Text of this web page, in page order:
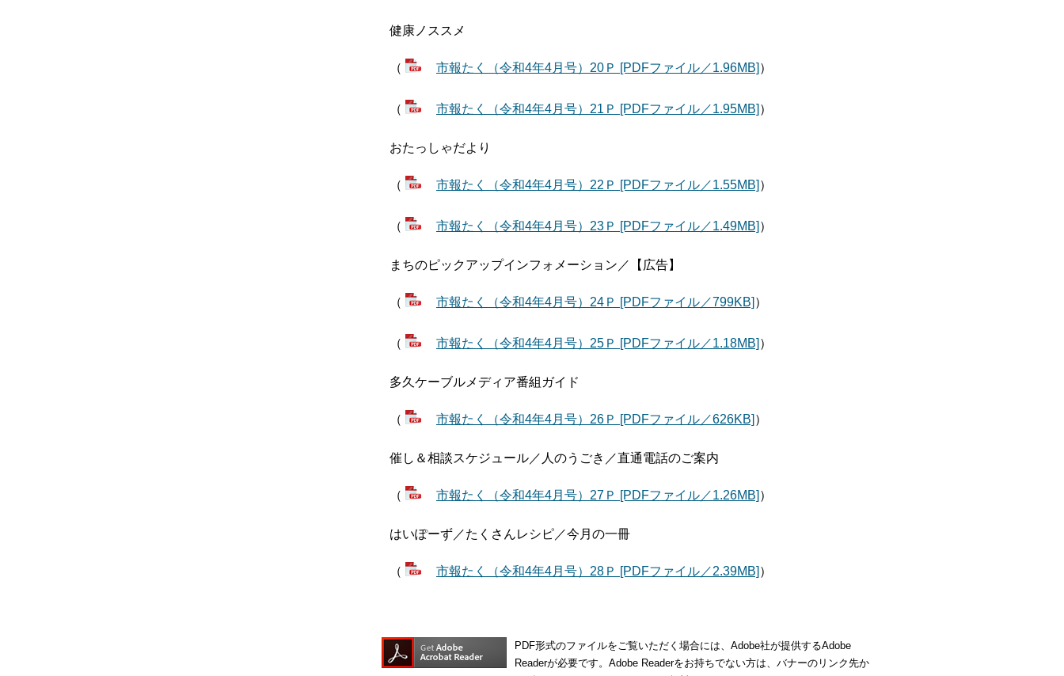
健康ノススメ
（ 市報たく（令和4年4月号）20Ｐ [PDFファイル／1.96MB] ）
（ 市報たく（令和4年4月号）21Ｐ [PDFファイル／1.95MB] ）
おたっしゃだより
（ 市報たく（令和4年4月号）22Ｐ [PDFファイル／1.55MB] ）
（ 市報たく（令和4年4月号）23Ｐ [PDFファイル／1.49MB] ）
まちのピックアップインフォメーション／【広告】
（ 市報たく（令和4年4月号）24Ｐ [PDFファイル／799KB] ）
（ 市報たく（令和4年4月号）25Ｐ [PDFファイル／1.18MB] ）
多久ケーブルメディア番組ガイド
（ 市報たく（令和4年4月号）26Ｐ [PDFファイル／626KB] ）
催し＆相談スケジュール／人のうごき／直通電話のご案内
（ 市報たく（令和4年4月号）27Ｐ [PDFファイル／1.26MB] ）
はいぽーず／たくさんレシピ／今月の一冊
（ 市報たく（令和4年4月号）28Ｐ [PDFファイル／2.39MB] ）
PDF形式のファイルをご覧いただく場合には、Adobe社が提供するAdobe
Readerが必要です。Adobe Readerをお持ちでない方は、バナーのリンク先か